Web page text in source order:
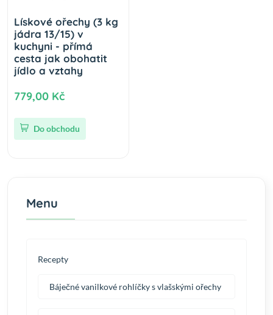
Lískové ořechy (3 kg
jádra 13/15) v
kuchyni - přímá
cesta jak obohatit
jídlo a vztahy
779,00 Kč
Do obchodu
Menu
Recepty
Báječné vanilkové rohlíčky s vlašskými ořechy